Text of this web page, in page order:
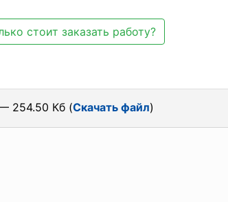
стоит заказать работу?
254.50 Кб (Скачать файл)